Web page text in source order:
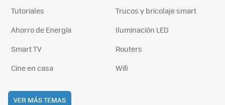
Tutoriales
Trucos y bricolaje smart
Ahorro de Energía
Iluminación LED
Smart TV
Routers
Cine en casa
Wifi
VER MÁS TEMAS